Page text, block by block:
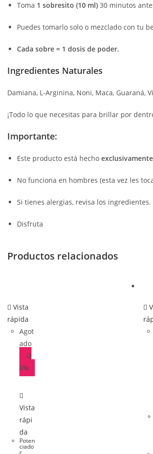
Toma 1 sobresito (10 ml) 30 minutos
Puedes tomarlo solo o mezclado con tu
Cada sobre = 1 dosis de poder.
Ingredientes Naturales
Damiana, L-Arginina, Noni, Maca, Guaraná,
¡Todo lo que necesitas para brillar por
Importante:
Este producto está hecho
No funciona en hombres (esta vez les
Si tienes alergias, revisa los ingredientes.
Disfruta
Productos relacionados
Vista
rápida
Agot
ado
-3
0%
Vista
rápi
da
Poten
ciado